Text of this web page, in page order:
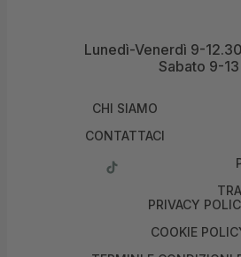
Lunedì-Venerdì 9-
Sabato 9-13
CHI SIAMO
CONTATTACI
PRIVACY
COOKIE